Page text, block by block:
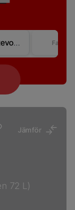
Revo Good+ Display (Beast) Farge
Jämför
72 L)